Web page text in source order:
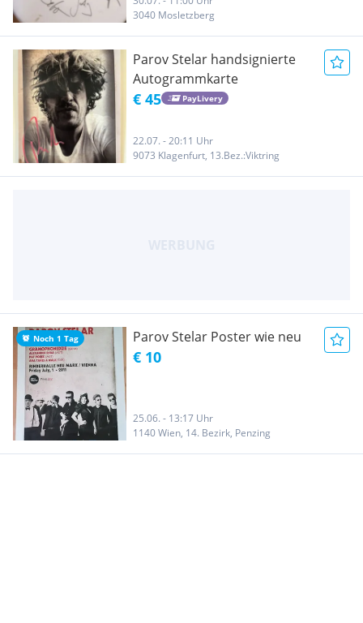
3040 Mosletzberg
Parov Stelar handsignierte
Autogrammkarte
€ 45 PayLivery
22.07. - 20:11 Uhr
9073 Klagenfurt, 13.Bez.:Viktring
Noch 1 Tag Parov Stelar Poster wie neu
€ 10
25.06. - 13:17 Uhr
1140 Wien, 14. Bezirk, Penzing